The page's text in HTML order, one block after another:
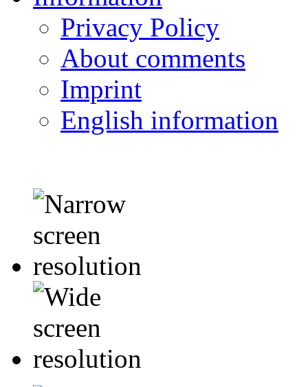
Privacy Policy
About comments
Imprint
English information